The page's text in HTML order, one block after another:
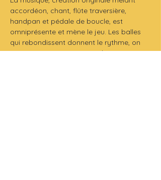
accordéon, chant, flûte traversière,
handpan et pédale de boucle, est
omniprésente et mène le jeu. Les balles
qui rebondissent donnent le rythme, on
s’en imprègne, s’en amuse, les sons se